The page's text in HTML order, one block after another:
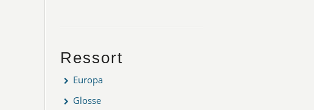
Ressort
Europa
Glosse